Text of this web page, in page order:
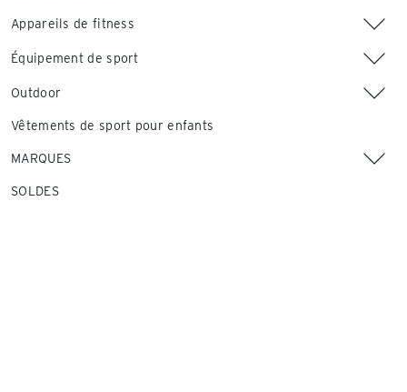
Appareils de fitness
Équipement de sport
Outdoor
Vêtements de sport pour enfants
MARQUES
SOLDES